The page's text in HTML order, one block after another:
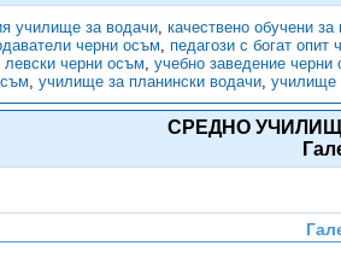
училище за водачи, качествено обучени
черни осъм, педагози с богат опит
левски черни осъм, учебно заведение черни
, училище за планински водачи, училище
СРЕДНО